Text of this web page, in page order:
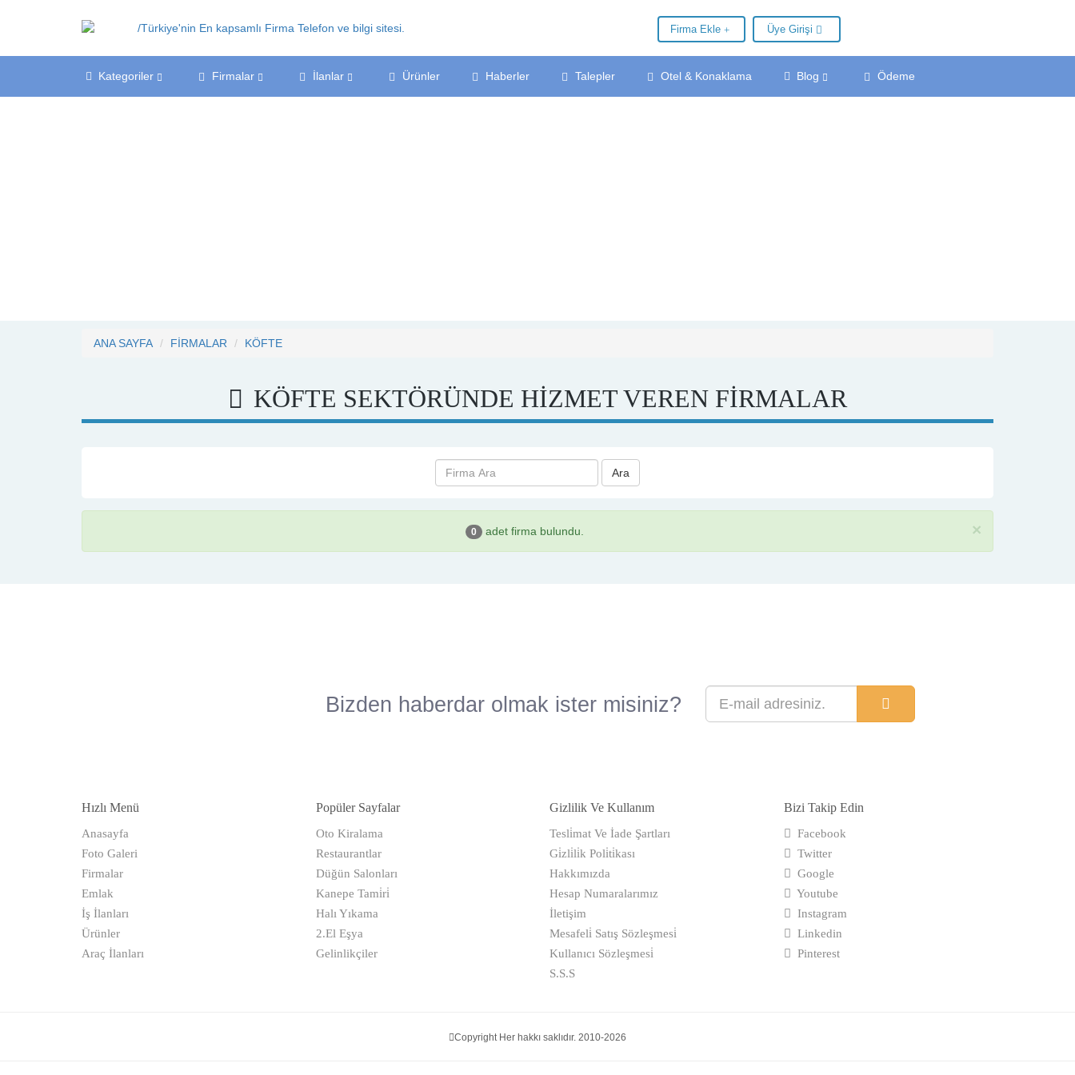
Firma Ekle Üye Girişi
Kategoriler Firmalar İlanlar Ürünler Haberler Talepler Otel & Konaklama Blog Ödeme
ANA SAYFA FİRMALAR KÖFTE
KÖFTE SEKTÖRÜNDE HİZMET VEREN FİRMALAR
Ara
×
0 adet firma bulundu.
Bizden haberdar olmak ister misiniz?
Hızlı Menü
Anasayfa
Foto Galeri
Firmalar
Emlak
İş İlanları
Ürünler
Araç İlanları
Popüler Sayfalar
Oto Kiralama
Restaurantlar
Düğün Salonları
Kanepe Tami̇ri̇
Halı Yıkama
2.El Eşya
Gelinlikçiler
Gizlilik Ve Kullanım
Tesli̇mat Ve İade Şartları
Gi̇zli̇li̇k Poli̇ti̇kası
Hakkımızda
Hesap Numaralarımız
İletişim
Mesafeli̇ Satış Sözleşmesi̇
Kullanıcı Sözleşmesi̇
S.S.S
Bizi Takip Edin
Facebook
Twitter
Google
Youtube
Instagram
Linkedin
Pinterest
Copyright Her hakkı saklıdır. 2010-2026